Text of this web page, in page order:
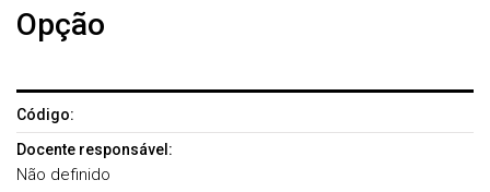
Opção
Código:
Docente responsável:
Não definido